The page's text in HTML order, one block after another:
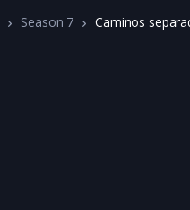
Season 7 Caminos